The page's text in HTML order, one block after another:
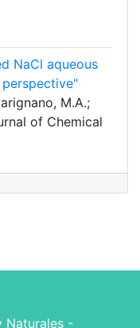
NaCl aqueous
M.A.;
of Chemical
Naturales -